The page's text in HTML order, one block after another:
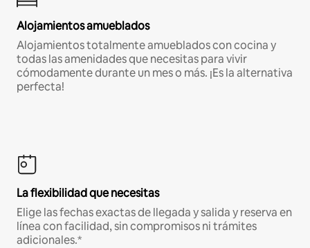
Alojamientos amueblados
Alojamientos totalmente amueblados con cocina y
todas las amenidades que necesitas para vivir
cómodamente durante un mes o más. ¡Es la alternativa
perfecta!
La flexibilidad que necesitas
Elige las fechas exactas de llegada y salida y reserva en
línea con facilidad, sin compromisos ni trámites
adicionales.*